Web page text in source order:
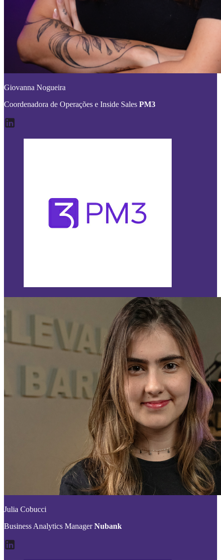
Giovanna Nogueira
Coordenadora de Operações e Inside Sales PM3
Julia Cobucci
Business Analytics ManagerNubank